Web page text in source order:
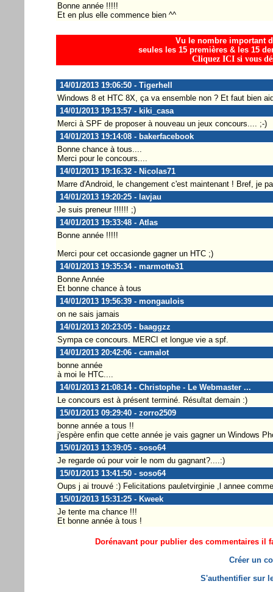
Bonne année !!!!!
Et en plus elle commence bien ^^
Vu le nombre important
seules les 15 premières & les 15
Cliquez ICI si vous
14/01/2013 19:06:50 - Tigerhell
Windows 8 et HTC 8X, ça va ensemble non ? Et faut bien
14/01/2013 19:13:57 - kiki_casa
Merci à SPF de proposer à nouveau un jeux concours.... ;-)
14/01/2013 19:14:08 - bakerfacebook
Bonne chance à tous....
Merci pour le concours....
14/01/2013 19:16:32 - Nicolas71
Marre d'Android, le changement c'est maintenant ! Bref, je
14/01/2013 19:20:25 - lavjau
Je suis preneur !!!!!! ;)
14/01/2013 19:33:48 - Atlas
Bonne année !!!!!
Merci pour cet occasionde gagner un HTC ;)
14/01/2013 19:35:34 - marmotte31
Bonne Année
Et bonne chance à tous
14/01/2013 19:56:39 - mongaulois
on ne sais jamais
14/01/2013 20:23:05 - baaggzz
Sympa ce concours. MERCI et longue vie a spf.
14/01/2013 20:42:06 - camalot
bonne année
à moi le HTC....
14/01/2013 21:08:14 - Christophe - Le Webmaster ...
Le concours est à présent terminé. Résultat demain :)
15/01/2013 09:29:40 - zorro2509
bonne année a tous !!
j'espère enfin que cette année je vais gagner un Windows
15/01/2013 13:39:05 - soso64
Je regarde oú pour voir le nom du gagnant?....:)
15/01/2013 13:41:50 - soso64
Oups j ai trouvé :) Felicitations pauletvirginie ,l annee
15/01/2013 15:31:25 - Kweek
Je tente ma chance !!!
Et bonne année à tous !
Dorénavant pour publier des commentaires il
Créer un
S'authentifier sur